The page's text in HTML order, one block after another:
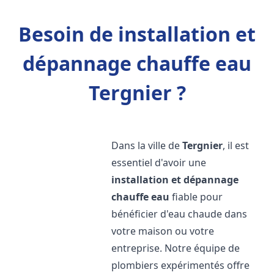
Besoin de installation et
dépannage chauffe eau
Tergnier ?
Dans la ville deTergnier, il est
essentiel d'avoir une
installation et dépannage
chauffe eau fiable pour
bénéficier d'eau chaude dans
votre maison ou votre
entreprise. Notre équipe de
plombiers expérimentés offre